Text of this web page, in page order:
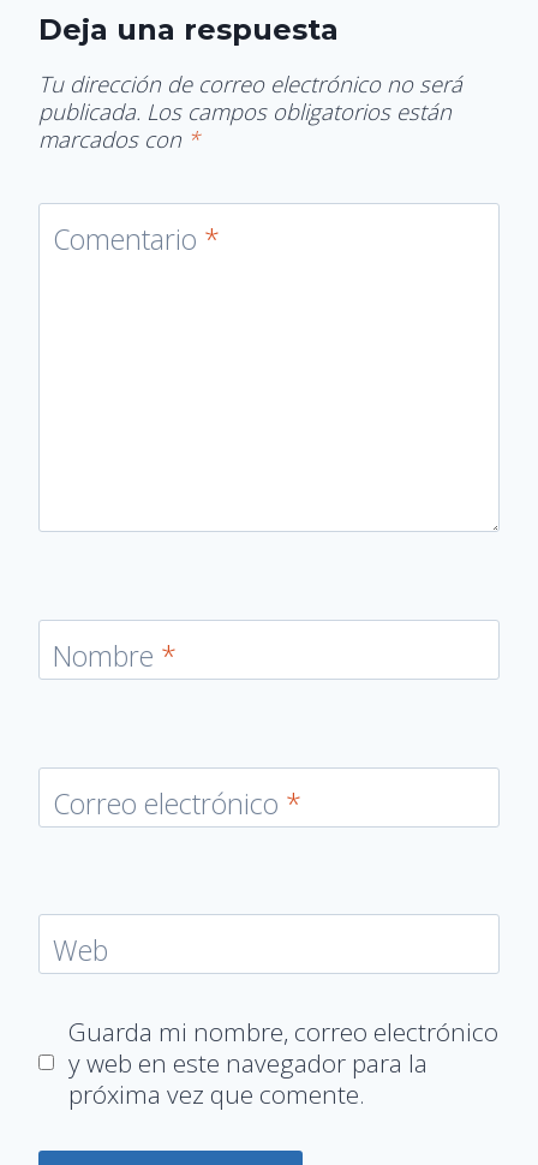
Deja una respuesta
Tu dirección de correo electrónico no será
publicada. Los campos obligatorios están
marcados con *
Comentario *
Nombre *
Correo electrónico *
Web
Guarda mi nombre, correo electrónico
y web en este navegador para la
próxima vez que comente.